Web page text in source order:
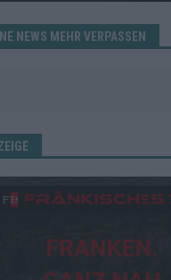
NEWS MEHR VERPASSEN